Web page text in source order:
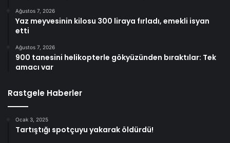
Ağustos 7, 2026
Yaz meyvesinin kilosu 300 liraya fırladı, emekli isyan
etti
Ağustos 7, 2026
900 tanesini helikopterle gökyüzünden bıraktılar: Tek
amacı var
Rastgele Haberler
Ocak 3, 2025
Tartıştığı spotçuyu yakarak öldürdü!